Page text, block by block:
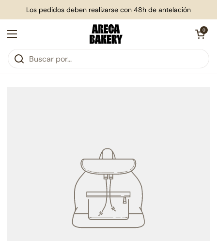
Los pedidos deben realizarse con 48h de antelación
Abrir menú
Abrir
0